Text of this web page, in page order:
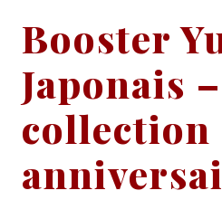
Booster
Japonais
collection